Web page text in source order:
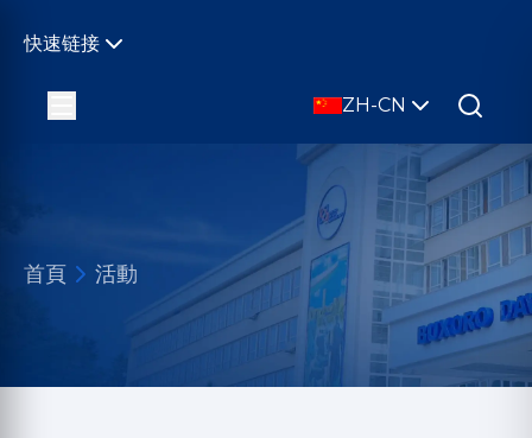
快速链接
ZH-CN
首頁 活動